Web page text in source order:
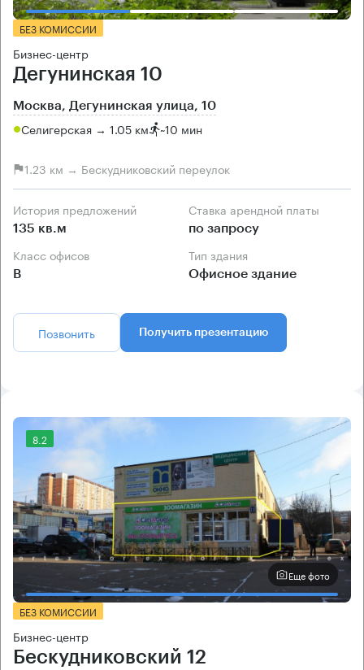
БЕЗ КОМИССИИ
Бизнес-центр
Дегунинская 10
Москва, Дегунинская улица, 10
Селигерская → 1.05 км ~10 мин
1.23 км → Бескудниковский переулок
История предложений
135 кв.м
Ставка арендной платы
по запросу
Класс офисов
B
Тип здания
Офисное здание
Позвонить Получить презентацию
8.2
Еще фото
БЕЗ КОМИССИИ
Бизнес-центр
Бескудниковский 12